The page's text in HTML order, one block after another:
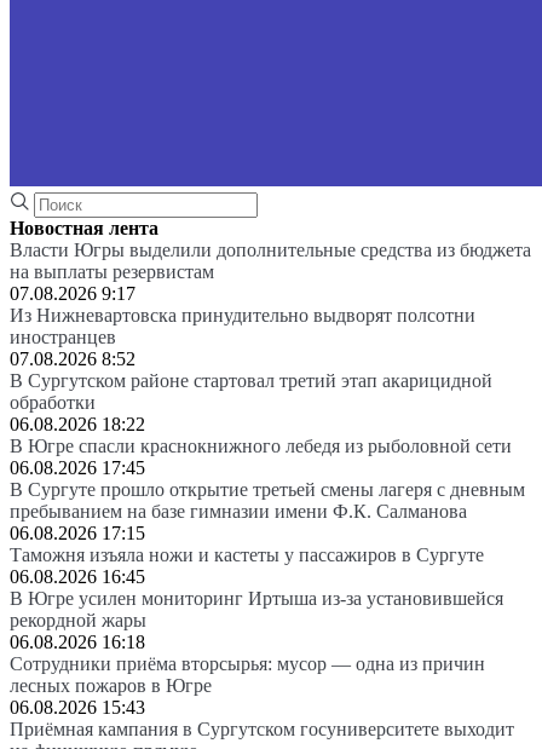
Новостная лента
Власти Югры выделили дополнительные средства из бюджета
на выплаты резервистам
07.08.2026 9:17
Из Нижневартовска принудительно выдворят полсотни
иностранцев
07.08.2026 8:52
В Сургутском районе стартовал третий этап акарицидной
обработки
06.08.2026 18:22
В Югре спасли краснокнижного лебедя из рыболовной сети
06.08.2026 17:45
В Сургуте прошло открытие третьей смены лагеря с дневным
пребыванием на базе гимназии имени Ф.К. Салманова
06.08.2026 17:15
Таможня изъяла ножи и кастеты у пассажиров в Сургуте
06.08.2026 16:45
В Югре усилен мониторинг Иртыша из-за установившейся
рекордной жары
06.08.2026 16:18
Сотрудники приёма вторсырья: мусор — одна из причин
лесных пожаров в Югре
06.08.2026 15:43
Приёмная кампания в Сургутском госуниверситете выходит